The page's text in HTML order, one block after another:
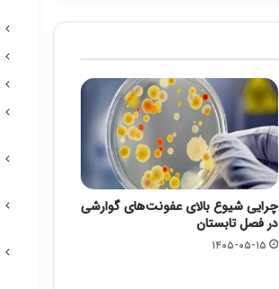
چرایی شیوع بالای عفونت‌های گوارشی
در فصل تابستان
۱۴۰۵-۰۵-۱۵